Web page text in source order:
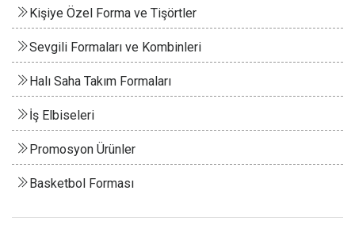
Kişiye Özel Forma ve Tişörtler
Sevgili Formaları ve Kombinleri
Halı Saha Takım Formaları
İş Elbiseleri
Promosyon Ürünler
Basketbol Forması